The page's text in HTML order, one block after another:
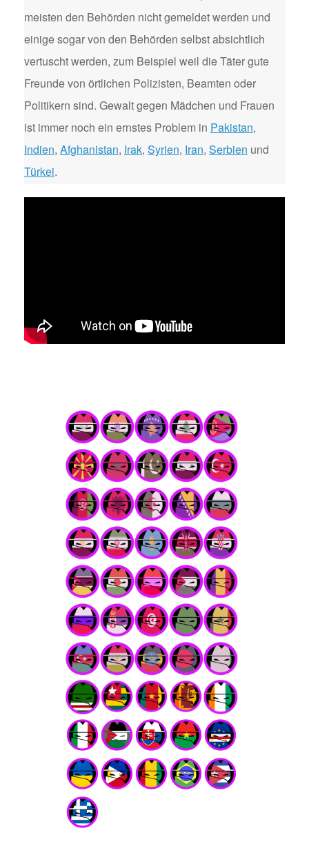
meisten den Behörden nicht gemeldet werden und
einige sogar von den Behörden selbst absichtlich
vertuscht werden, zum Beispiel weil die Täter gute
Freunde von örtlichen Polizisten, Beamten oder
Politikern sind. Gewalt gegen Mädchen und Frauen
ist immer noch ein ernstes Problem in Pakistan,
Indien, Afghanistan, Irak, Syrien, Iran, Serbien und
Türkei.